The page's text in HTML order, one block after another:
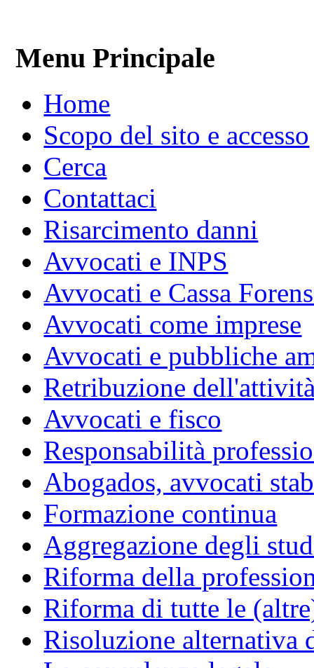
Menu Principale
Home
Scopo del sito e accesso
Cerca
Contattaci
Risarcimento danni
Avvocati e INPS
Avvocati e Cassa
Avvocati come imprese
Avvocati e pubbliche
Retribuzione
Avvocati e fisco
Responsabilità
Abogados, avvocati
Formazione continua
Aggregazione degli
Riforma della
Riforma di tutte le
Risoluzione alternativa